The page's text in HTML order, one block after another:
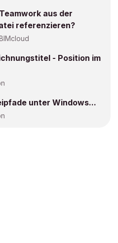
aus der
referenzieren?
- Position im
unter Windows...